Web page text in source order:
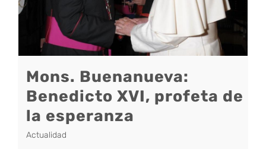
Mons. Buenanueva:
Benedicto XVI, profeta de
la esperanza
Actualidad